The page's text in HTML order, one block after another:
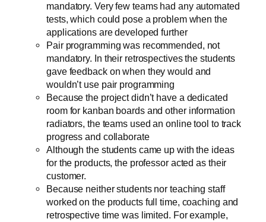
mandatory. Very few teams had any automated
tests, which could pose a problem when the
applications are developed further
Pair programming was recommended, not
mandatory. In their retrospectives the students
gave feedback on when they would and
wouldn’t use pair programming
Because the project didn’t have a dedicated
room for kanban boards and other information
radiators, the teams used an online tool to track
progress and collaborate
Although the students came up with the ideas
for the products, the professor acted as their
customer.
Because neither students nor teaching staff
worked on the products full time, coaching and
retrospective time was limited. For example,